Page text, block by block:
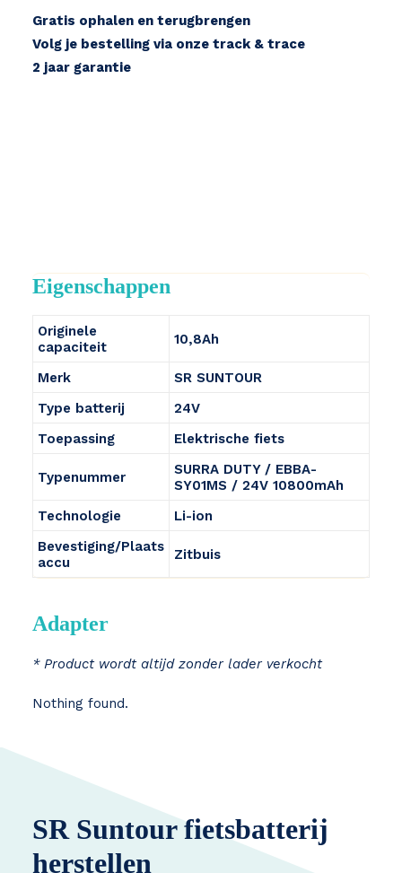
Gratis ophalen en terugbrengen
Volg je bestelling via onze track & trace
2 jaar garantie
Eigenschappen
Originele
capaciteit
10,8Ah
Merk
SR SUNTOUR
Type batterij
24V
Toepassing
Elektrische fiets
Typenummer
SURRA DUTY / EBBA-
SY01MS / 24V 10800mAh
Technologie
Li-ion
Bevestiging/Plaats
accu
Zitbuis
Adapter
* Product wordt altijd zonder lader verkocht
Nothing found.
SR Suntour fietsbatterij
herstellen